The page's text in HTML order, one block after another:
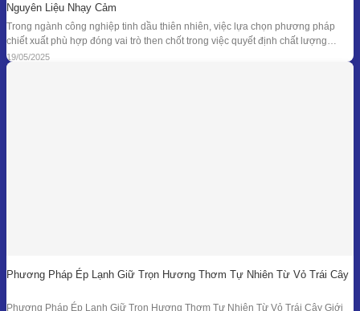
Nguyên Liệu Nhạy Cảm
Trong ngành công nghiệp tinh dầu thiên nhiên, việc lựa chọn phương pháp
chiết xuất phù hợp đóng vai trò then chốt trong việc quyết định chất lượng
thành phẩm – đặc biệt là đối với những loại nguyên liệu cao cấp và nhạy cảm.
Khi các phương pháp truyền thống như chưng cất lôi
19/05/2025
Phương Pháp Ép Lạnh Giữ Trọn Hương Thơm Tự Nhiên Từ Vỏ Trái Cây
Phương Pháp Ép Lạnh Giữ Trọn Hương Thơm Tự Nhiên Từ Vỏ Trái Cây Giới